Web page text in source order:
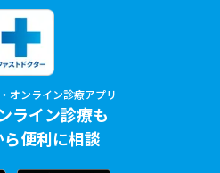
オンライン診療アプリ
ライン診療も
便利に相談